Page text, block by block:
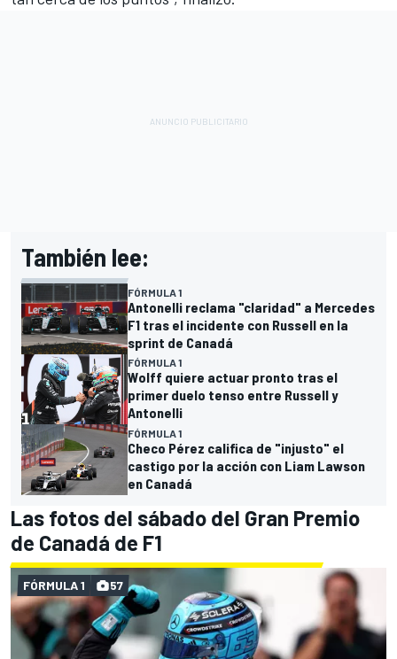
También lee:
FÓRMULA 1
Antonelli reclama "claridad" a Mercedes
F1 tras el incidente con Russell en la
sprint de Canadá
FÓRMULA 1
Wolff quiere actuar pronto tras el
primer duelo tenso entre Russell y
Antonelli
FÓRMULA 1
Checo Pérez califica de "injusto" el
castigo por la acción con Liam Lawson
en Canadá
Las fotos del sábado del Gran Premio
de Canadá de F1
FÓRMULA 1 57